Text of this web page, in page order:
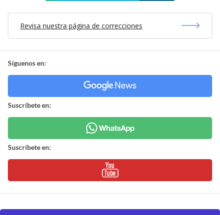
Revisa nuestra página de correcciones
Síguenos en:
Suscríbete en:
Suscríbete en: